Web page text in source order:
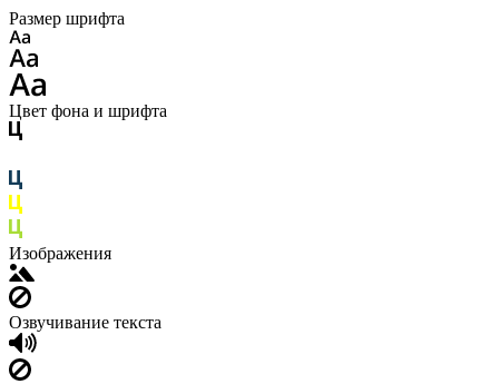
Размер шрифта
Цвет фона и шрифта
Изображения
Озвучивание текста